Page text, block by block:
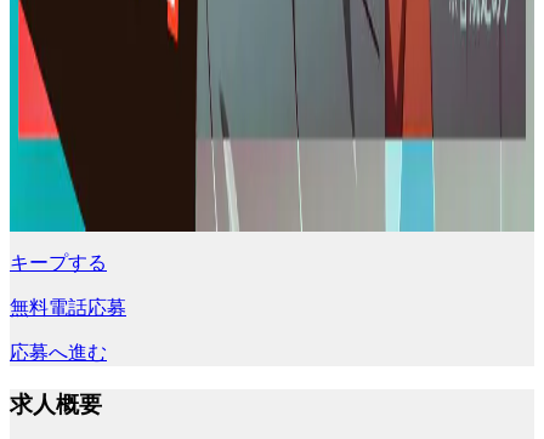
キープする
無料電話応募
応募へ進む
求人概要